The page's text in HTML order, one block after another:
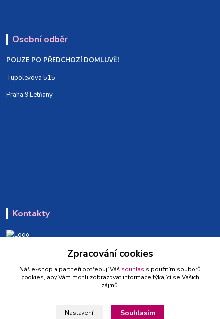
Osobní odběr
POUZE PO PŘEDCHOZÍ DOMLUVĚ!
Tupolevova 515
Praha 9 Letňany
Kontakty
+420 773 650 660
info@hrackyzpohadek.cz
Zpracování cookies
Náš e-shop a partneři potřebují Váš souhlas s použitím souborů
cookies, aby Vám mohli zobrazovat informace týkající se Vašich
zájmů.
Nastavení Souhlasím